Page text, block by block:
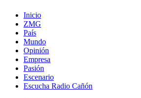
Inicio
ZMG
País
Mundo
Opinión
Empresa
Pasión
Escenario
Escucha Radio Cañón